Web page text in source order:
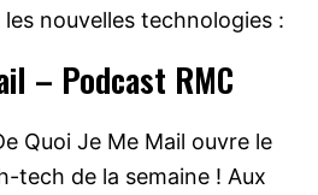
nouvelles technologies :
– Podcast RMC
Quoi Je Me Mail ouvre le
tech de la semaine ! Aux